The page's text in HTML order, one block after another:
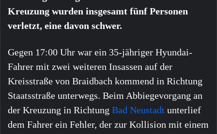
Kreuzung wurden insgesamt fünf Personen
verletzt, eine davon schwer.
Gegen 17:00 Uhr war ein 35-jähriger Hyundai-
Fahrer mit zwei weiteren Insassen auf der
Kreisstraße von Braidbach kommend in Richtung
Staatsstraße unterwegs. Beim Abbiegevorgang an
der Kreuzung in Richtung Bad Neustadt unterlief
dem Fahrer ein Fehler, der zur Kollision mit einem